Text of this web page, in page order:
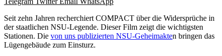
Seit zehn Jahren recherchiert COMPACT über die Widersprüche in
der staatlichen NSU-Legende. Dieser Film zeigt die wichtigsten
Stationen. Die von uns publizierten NSU-Geheimakten bringen das
Lügengebäude zum Einsturz.